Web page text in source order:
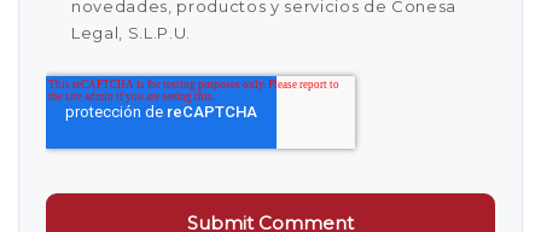
novedades, productos y servicios de Conesa
Legal, S.L.P.U.